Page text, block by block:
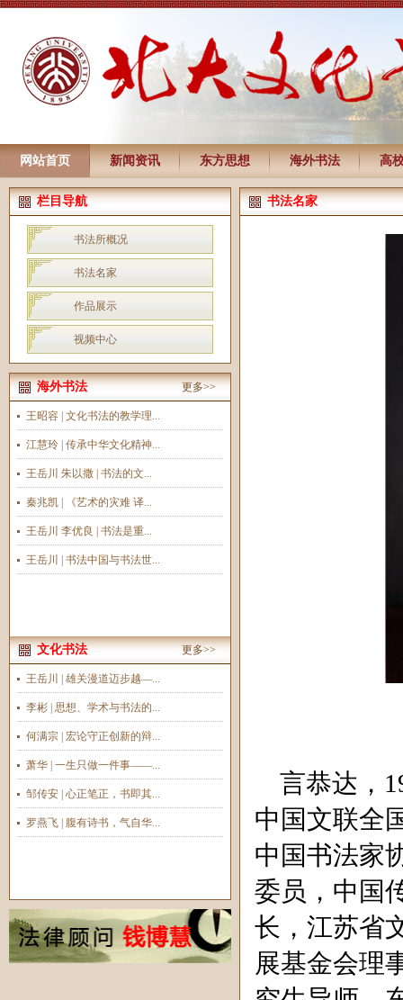
网站首页 新闻资讯 东方思想 海外书法 高
栏目导航
书法所概况
书法名家
作品展示
视频中心
海外书法 更多>>
王昭容 | 文化书法的教学理...
江慧玲 | 传承中华文化精神...
王岳川 朱以撒 | 书法的文...
秦兆凯 | 《艺术的灾难 译...
王岳川 李优良 | 书法是重...
王岳川 | 书法中国与书法世...
文化书法 更多>>
王岳川 | 雄关漫道迈步越—...
李彬 | 思想、学术与书法的...
何满宗 | 宏论守正创新的辩...
萧华 | 一生只做一件事——...
邹传安 | 心正笔正，书即其...
罗燕飞 | 腹有诗书，气自华...
书法名家
言恭达，
中国文联全
中国书法家
委员，中国
长，江苏省
展基金会理